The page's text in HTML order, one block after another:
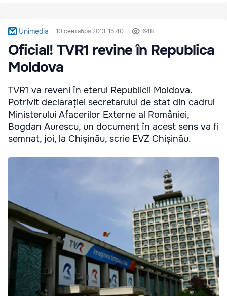
Unimedia 10 сентября 2013, 15:40 648
Oficial! TVR1 revine în Republica
Moldova
TVR1 va reveni în eterul Republicii Moldova.
Potrivit declarației secretarului de stat din cadrul
Ministerului Afacerilor Externe al României,
Bogdan Aurescu, un document în acest sens va fi
semnat, joi, la Chișinău, scrie EVZ Chișinău.